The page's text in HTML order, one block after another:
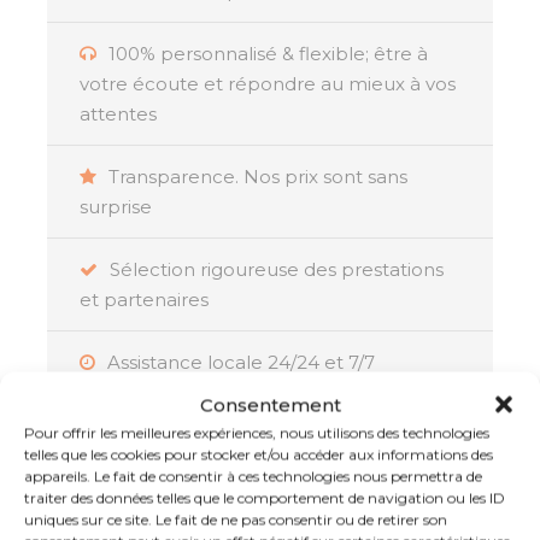
Consentement
Pour offrir les meilleures expériences, nous utilisons des technologies
telles que les cookies pour stocker et/ou accéder aux informations des
appareils. Le fait de consentir à ces technologies nous permettra de
traiter des données telles que le comportement de navigation ou les ID
uniques sur ce site. Le fait de ne pas consentir ou de retirer son
100% personnalisé & flexible; être à
votre écoute et répondre au mieux à vos
attentes
Transparence. Nos prix sont sans
surprise
Sélection rigoureuse des prestations
et partenaires
Assistance locale 24/24 et 7/7
La garantie d’un voyage réussi :
Membre de l’APST, Atout France et IATA
Les points forts de ce séjour
parfaitement équilibré : entre nature
sauvage et plages paradisiaques, vivez
un seul voyage.
l’île en toute liberté : partez à la
découverte de paysages
spectaculaires – volcans, cirques,
cascades – à votre rythme, en demi-
pension pour plus de confort.